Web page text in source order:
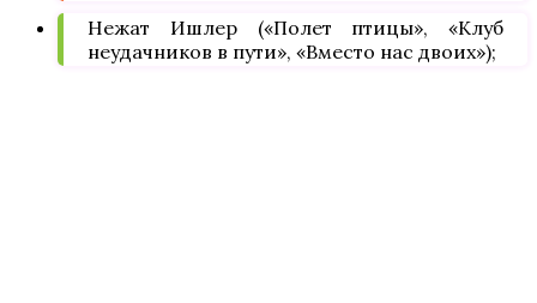
Нежат Ишлер («Полет птицы», «Клуб
неудачников в пути», «Вместо нас двоих»);